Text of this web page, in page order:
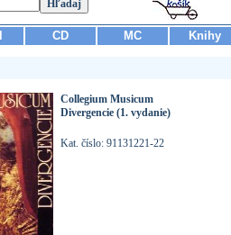
CD MC Knihy
Collegium Musicum
Divergencie (1. vydanie)
Kat. číslo: 91131221-22